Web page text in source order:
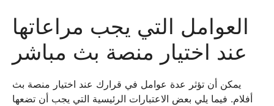
العوامل التي يجب مراعاتها
عند اختيار منصة بث مباشر
يمكن أن تؤثر عدة عوامل في قرارك عند اختيار منصة بث
أفلام. فيما يلي بعض الاعتبارات الرئيسية التي يجب أن تضعها